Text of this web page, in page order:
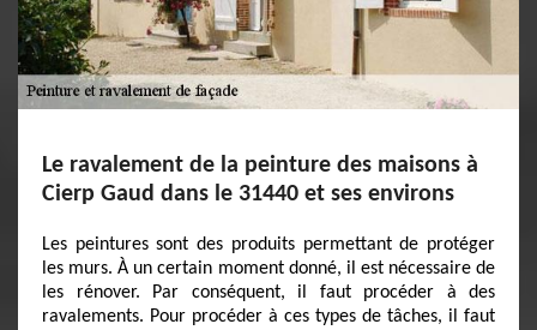
Le ravalement de la peinture des maisons à
Cierp Gaud dans le 31440 et ses environs
Les peintures sont des produits permettant de protéger
les murs. À un certain moment donné, il est nécessaire de
les rénover. Par conséquent, il faut procéder à des
ravalements. Pour procéder à ces types de tâches, il faut